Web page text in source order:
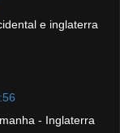
e inglaterra
- Inglaterra